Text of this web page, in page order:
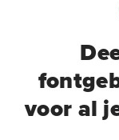
voor al